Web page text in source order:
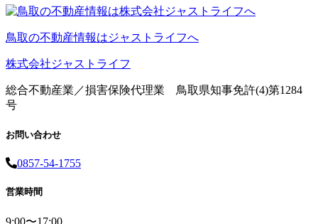
鳥取の不動産情報はジャストライフへ
株式会社ジャストライフ
総合不動産業／損害保険代理業 鳥取県知事免許(4)第1284
号
お問い合わせ
0857-54-1755
営業時間
9:00〜17:00